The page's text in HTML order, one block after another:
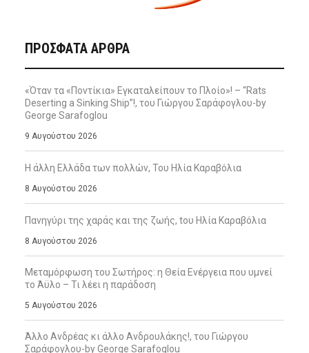
ΠΡΌΣΦΑΤΑ ΆΡΘΡΑ
«Όταν τα «Ποντίκια» Εγκαταλείπουν το Πλοίο»! – “Rats
Deserting a Sinking Ship”!, του Γιώργου Σαράφογλου-by
George Sarafoglou
9 Αυγούστου 2026
Η άλλη Ελλάδα των πολλών, Του Ηλία Καραβόλια
8 Αυγούστου 2026
Πανηγύρι της χαράς και της ζωής, tου Ηλία Καραβόλια
8 Αυγούστου 2026
Μεταμόρφωση του Σωτήρος: η Θεία Ενέργεια που υμνεί
το Άϋλο – Τι λέει η παράδοση
5 Αυγούστου 2026
Άλλο Ανδρέας κι άλλο Ανδρουλάκης!, του Γιώργου
Σαράφογλου-by George Sarafoglou